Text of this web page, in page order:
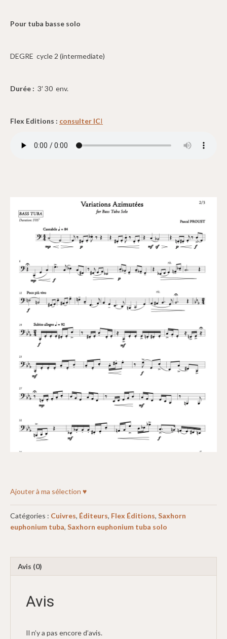
Pour tuba basse solo
DEGRE cycle 2 (intermediate)
Durée : 3′ 30 env.
Flex Editions : consulter ICI
Ajouter à ma sélection ♥
Catégories : Cuivres, Éditeurs, Flex Éditions, Saxhorn
euphonium tuba, Saxhorn euphonium tuba solo
Avis (0)
Avis
Il n’y a pas encore d’avis.